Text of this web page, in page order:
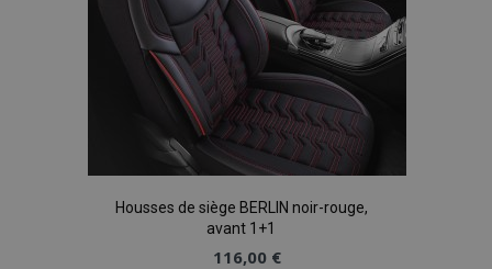
Housses de siège BERLIN noir-rouge,
avant 1+1
116,00 €